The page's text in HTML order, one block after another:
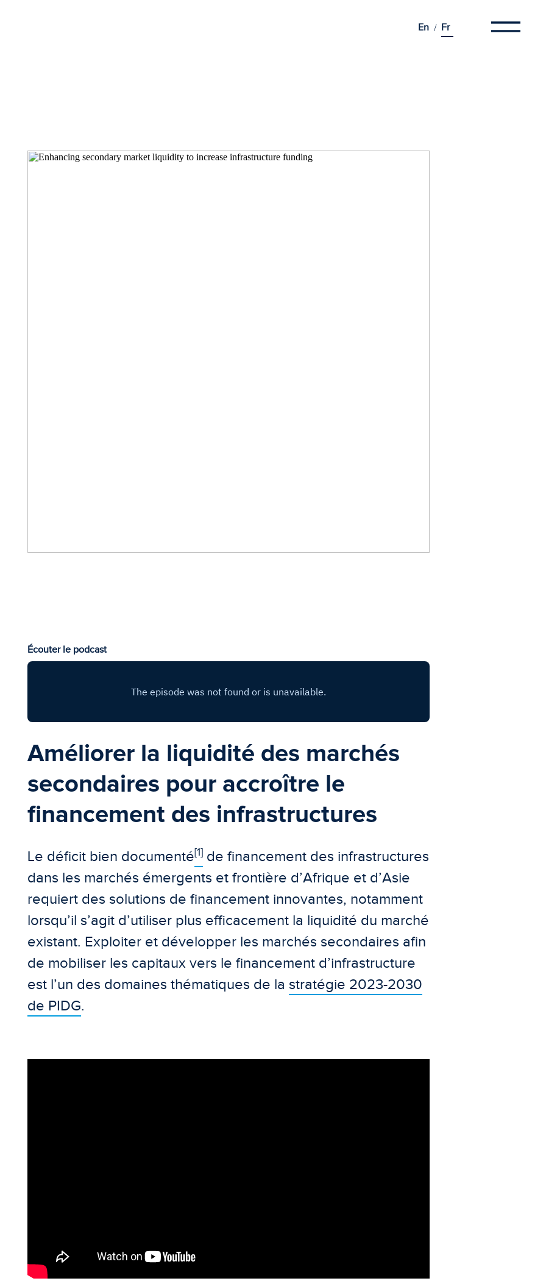
En Fr
Écouter le podcast
Améliorer la liquidité des marchés
secondaires pour accroître le
financement des infrastructures
Le déficit bien documenté[1]de financement des infrastructures
dans les marchés émergents et frontière d’Afrique et d’Asie
requiert des solutions de financement innovantes, notamment
lorsqu’il s’agit d’utiliser plus efficacement la liquidité du marché
existant. Exploiter et développer les marchés secondaires afin
de mobiliser les capitaux vers le financement d’infrastructure
est l’un des domaines thématiques de la stratégie 2023-2030
de PIDG.